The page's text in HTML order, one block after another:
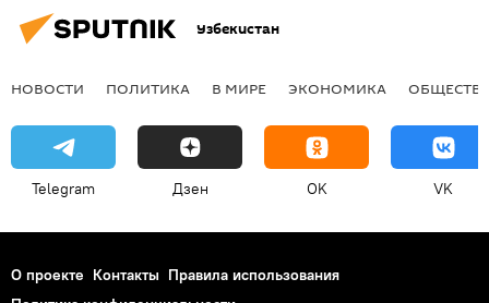
Узбекистан
НОВОСТИ ПОЛИТИКА В МИРЕ ЭКОНОМИКА
Telegram Дзен OK VK
О проекте Контакты Правила использования